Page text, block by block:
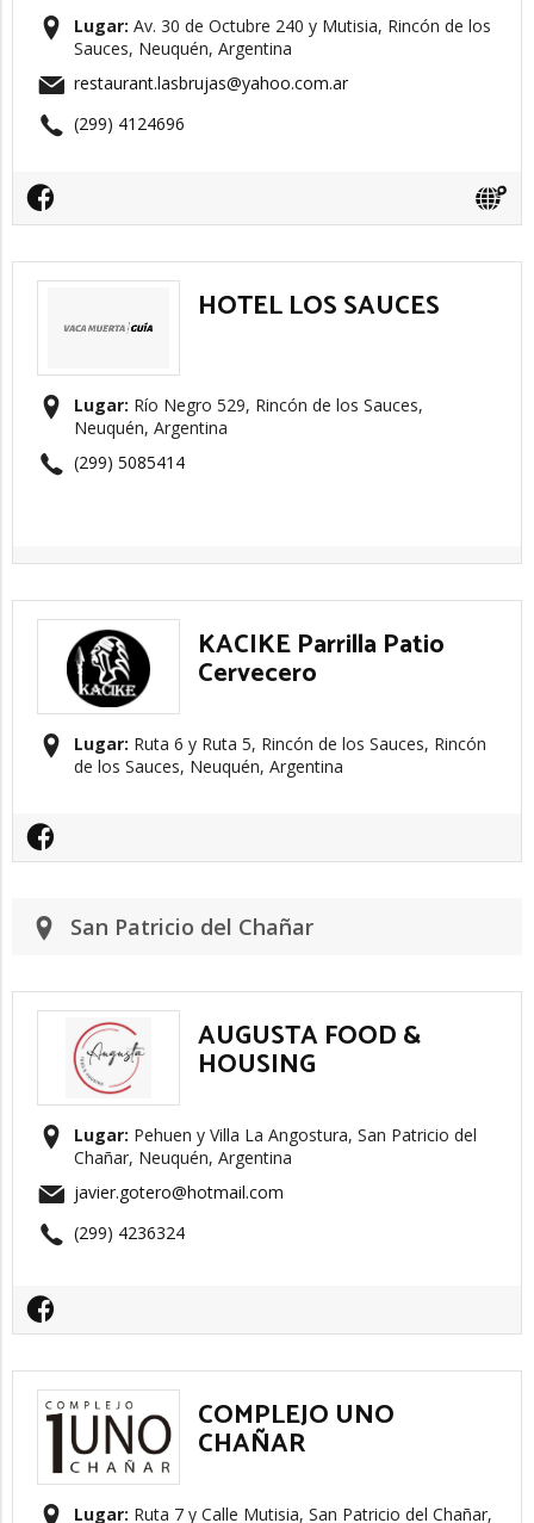
Lugar: Av. 30 de Octubre 240 y Mutisia, Rincón de los
Sauces, Neuquén, Argentina
restaurant.lasbrujas@yahoo.com.ar
(299) 4124696
HOTEL LOS SAUCES
Lugar: Río Negro 529, Rincón de los Sauces,
Neuquén, Argentina
(299) 5085414
KACIKE Parrilla Patio
Cervecero
Lugar: Ruta 6 y Ruta 5, Rincón de los Sauces, Rincón
de los Sauces, Neuquén, Argentina
San Patricio del Chañar
AUGUSTA FOOD &
HOUSING
Lugar: Pehuen y Villa La Angostura, San Patricio del
Chañar, Neuquén, Argentina
javier.gotero@hotmail.com
(299) 4236324
COMPLEJO UNO
CHAÑAR
Lugar: Ruta 7 y Calle Mutisia, San Patricio del Chañar,